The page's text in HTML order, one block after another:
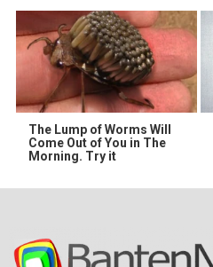
The Lump of Worms Will
Come Out of You in The
Morning. Try it